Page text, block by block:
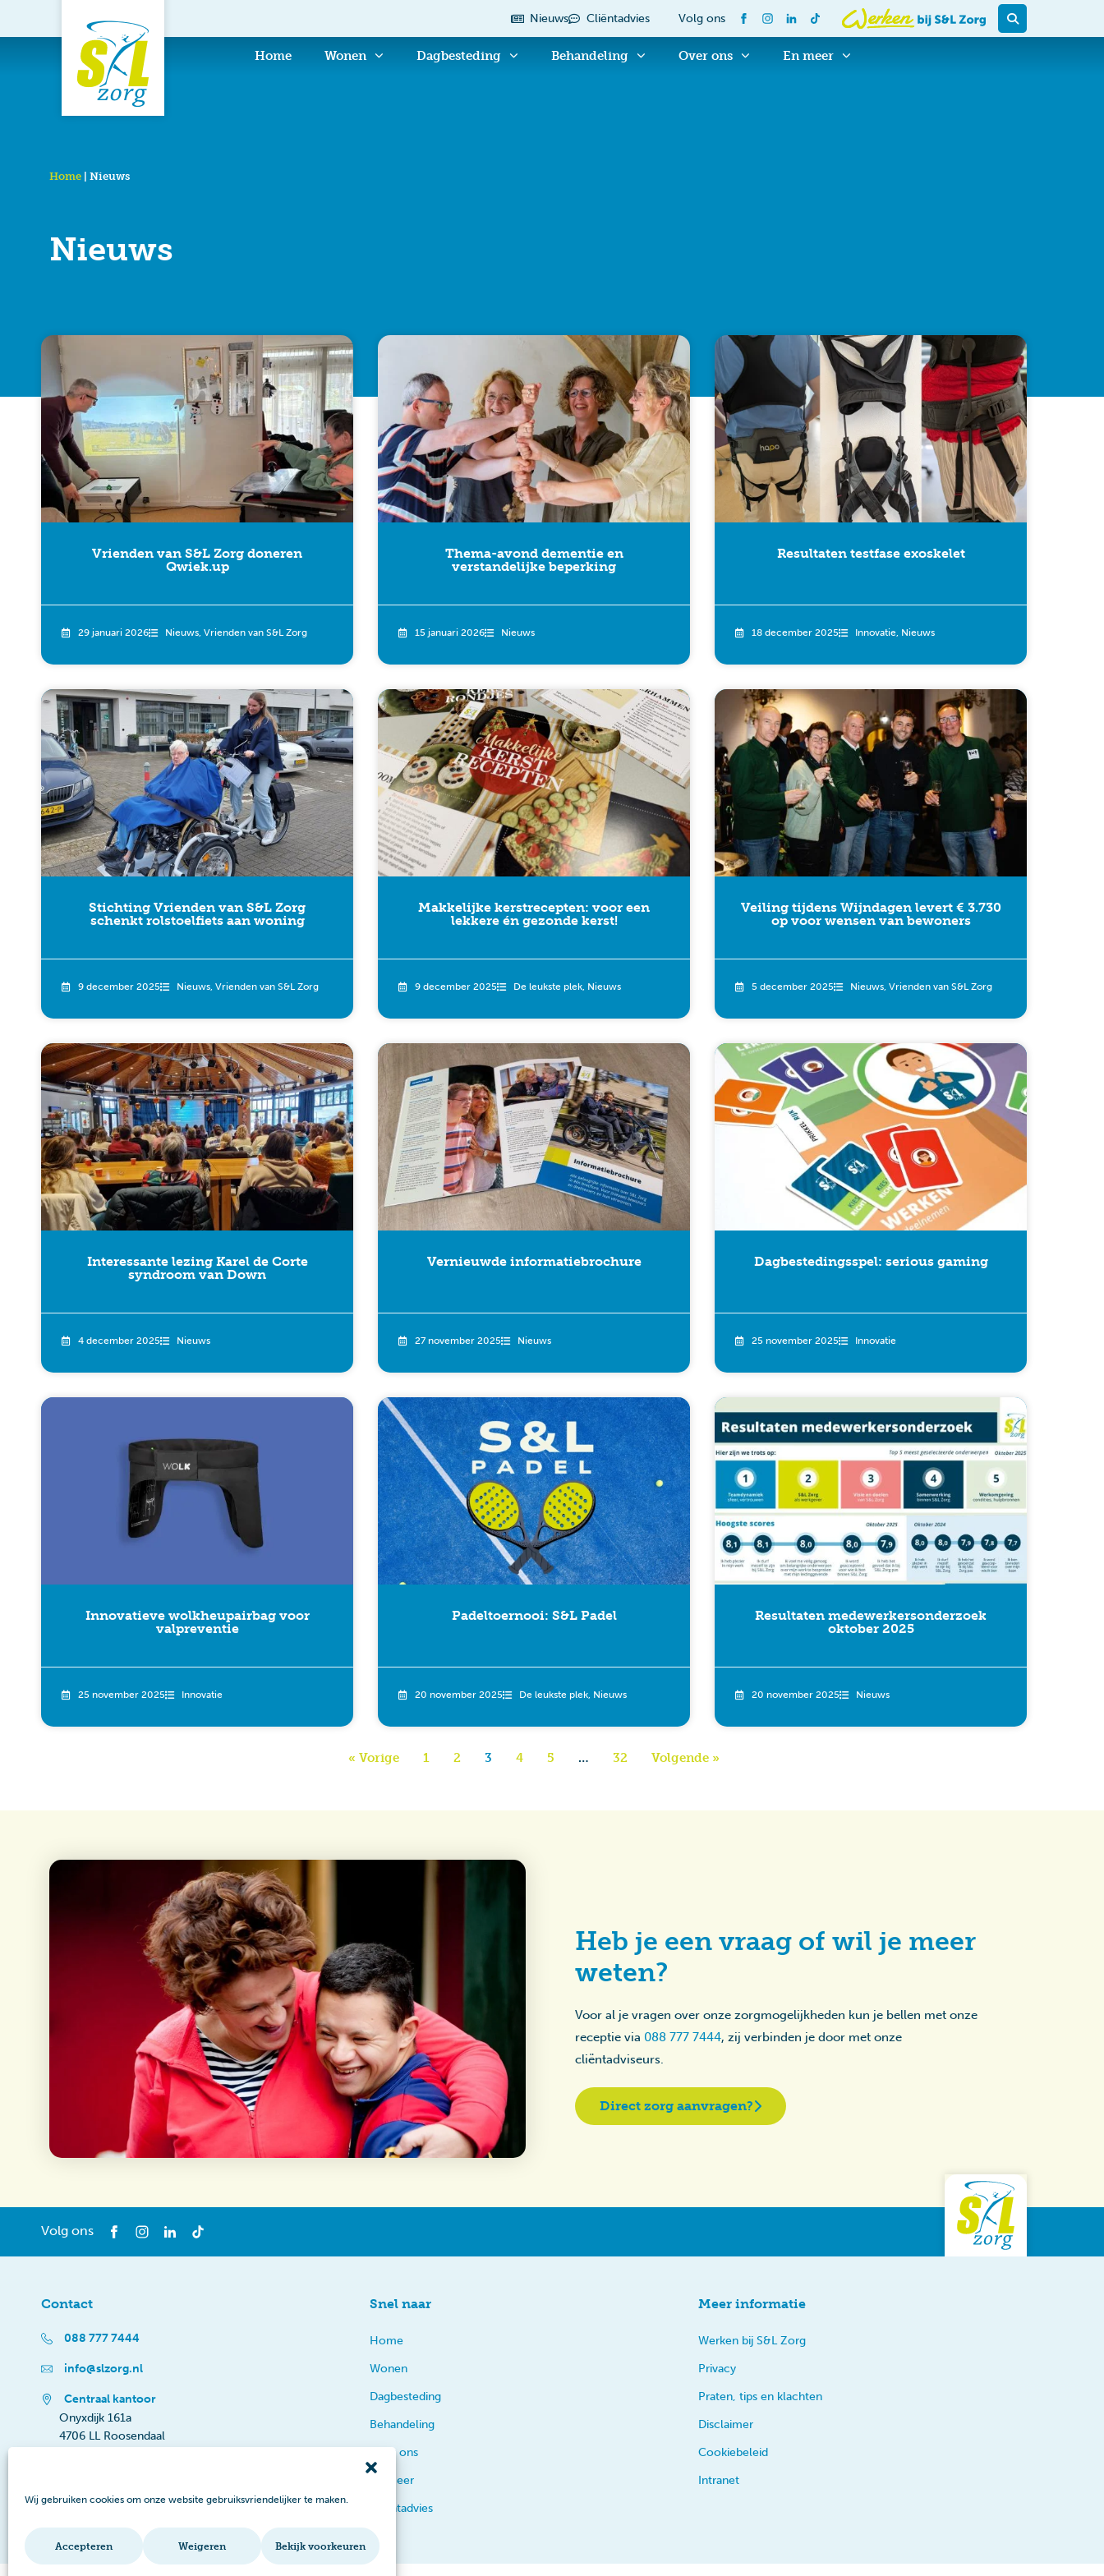
Wij gebruiken cookies om onze website gebruiksvriendelijker te maken.
Accepteren Weigeren Bekijk voorkeuren
Nieuws Cliëntadvies Volg ons
Home Wonen Dagbesteding Behandeling Over ons En meer
Home Nieuws
Nieuws
Vrienden van S&L Zorg doneren
Qwiek.up
29 januari 2026 Nieuws, Vrienden van S&L Zorg
Thema-avond dementie en
verstandelijke beperking
15 januari 2026 Nieuws
Resultaten testfase exoskelet
18 december 2025 Innovatie, Nieuws
Stichting Vrienden van S&L Zorg
schenkt rolstoelfiets aan woning
9 december 2025 Nieuws, Vrienden van S&L Zorg
Makkelijke kerstrecepten: voor een
lekkere én gezonde kerst!
9 december 2025 De leukste plek, Nieuws
Veiling tijdens Wijndagen levert € 3.730
op voor wensen van bewoners
5 december 2025 Nieuws, Vrienden van S&L Zorg
Interessante lezing Karel de Corte
syndroom van Down
4 december 2025 Nieuws
Vernieuwde informatiebrochure
27 november 2025 Nieuws
Dagbestedingsspel: serious gaming
25 november 2025 Innovatie
Innovatieve wolkheupairbag voor
valpreventie
25 november 2025 Innovatie
Padeltoernooi: S&L Padel
20 november 2025 De leukste plek, Nieuws
Resultaten medewerkersonderzoek
oktober 2025
20 november 2025 Nieuws
« Vorige 1 2 3 4 5 … 32 Volgende »
Heb je een vraag of wil je meer
weten?
Voor al je vragen over onze zorgmogelijkheden kun je bellen met onze
receptie via 088 777 7444, zij verbinden je door met onze
cliëntadviseurs.
Direct zorg aanvragen?
Volg ons
Contact
088 777 7444
info@slzorg.nl
Centraal kantoor
Onyxdijk 161a
4706 LL Roosendaal
Snel naar
Home
Wonen
Dagbesteding
Behandeling
Over ons
En meer
Cliëntadvies
Meer informatie
Werken bij S&L Zorg
Privacy
Praten, tips en klachten
Disclaimer
Cookiebeleid
Intranet